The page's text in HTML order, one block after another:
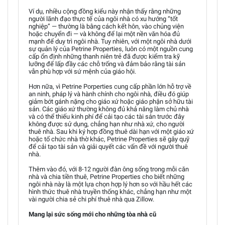
Ví dụ, nhiều cộng đồng kiểu này nhận thấy rằng những
người lãnh đạo thực tế của ngôi nhà có xu hướng “tốt
nghiệp” — thường là bằng cách kết hôn, vào chủng viện
hoặc chuyển đi — và không để lại một nền văn hóa đủ
mạnh để duy trì ngôi nhà. Tuy nhiên, với một ngôi nhà dưới
sự quản lý của Petrine Properties, luôn có một nguồn cung
cấp ổn định những thanh niên trẻ đã được kiểm tra kỹ
lưỡng để lấp đầy các chỗ trống và đảm bảo rằng tài sản
vẫn phù hợp với sứ mệnh của giáo hội.
Hơn nữa, vì Petrine Porperties cung cấp phần lớn hỗ trợ về
an ninh, pháp lý và hành chính cho ngôi nhà, điều đó giúp
giảm bớt gánh nặng cho giáo xứ hoặc giáo phận sở hữu tài
sản. Các giáo xứ thường không đủ khả năng làm chủ nhà
và có thể thiếu kinh phí để cải tạo các tài sản trước đây
không được sử dụng, chẳng hạn như nhà xứ, cho người
thuê nhà. Sau khi ký hợp đồng thuê dài hạn với một giáo xứ
hoặc tổ chức nhà thờ khác, Petrine Properties sẽ gây quỹ
để cải tạo tài sản và giải quyết các vấn đề với người thuê
nhà.
Thêm vào đó, với 8-12 người đàn ông sống trong mỗi căn
nhà và chia tiền thuê, Petrine Properties cho biết những
ngôi nhà này là một lựa chọn hợp lý hơn so với hầu hết các
hình thức thuê nhà truyền thống khác, chẳng hạn như một
vài người chia sẻ chi phí thuê nhà qua Zillow.
Mang lại sức sống mới cho những tòa nhà cũ